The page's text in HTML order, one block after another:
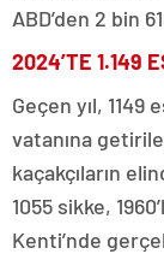
ABD’den 2 bin
2024’TE 1.149
Geçen yıl, 1149
vatanına
kaçakçıların
1055 sikke,
Kenti’nde